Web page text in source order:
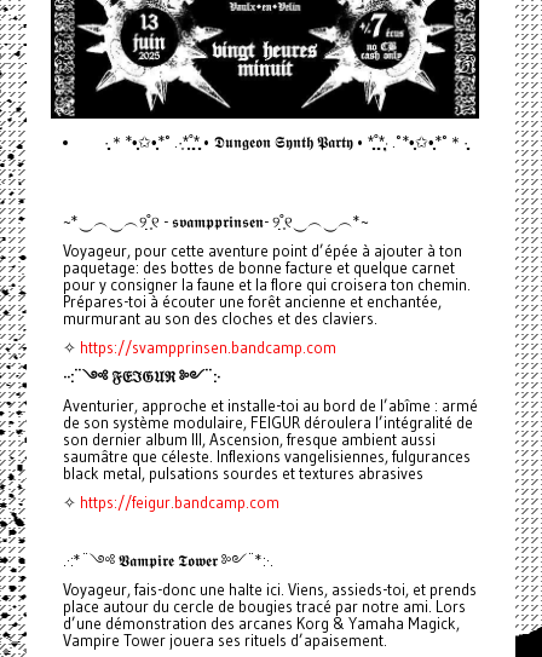
·̩̩̥͙＊*•̩̩͙✩•̩̩͙*˚ .·͙*̩̩͙˚̩̥̩̥*̩̩̥͙ • 𝕯𝖚𝖓𝖌𝖊𝖔𝖓 𝕾𝖞𝖓𝖙𝖍 𝕻𝖆𝖗𝖙𝖞 • *̩̩̥͙˚̩̥̩̥*̩̩͙‧͙ .˚*•̩̩͙✩•̩̩͙*˚＊·̩̩̥͙
~*‿︵‿︵୨˚̣̣̣͙୧ - 𝖘𝖛𝖆𝖒𝖕𝖕𝖗𝖎𝖓𝖘𝖊𝖓- ୨˚̣̣̣͙୧‿︵‿︵*~
Voyageur, pour cette aventure point d’épée à ajouter à ton
paquetage: des bottes de bonne facture et quelque carnet
pour y consigner la faune et la flore qui croisera ton chemin.
Prépares-toi à écouter une forêt ancienne et enchantée,
murmurant au son des cloches et des claviers.
✧ https://svampprinsen.bandcamp.com
··:¨༺ 𝔉𝔈ℑ𝔊𝔘ℜ ༻¨:·
Aventurier, approche et installe-toi au bord de l’abîme : armé
de son système modulaire, FEIGUR déroulera l’intégralité de
son dernier album III, Ascension, fresque ambient aussi
saumâtre que céleste. Inflexions vangelisiennes, fulgurances
black metal, pulsations sourdes et textures abrasives
✧ https://feigur.bandcamp.com
.·:*¨༺ 𝖁𝖆𝖒𝖕𝖎𝖗𝖊 𝕿𝖔𝖜𝖊𝖗 ༻¨*:·.
Voyageur, fais-donc une halte ici. Viens, assieds-toi, et prends
place autour du cercle de bougies tracé par notre ami. Lors
d’une démonstration des arcanes Korg & Yamaha Magick,
Vampire Tower jouera ses rituels d’apaisement.